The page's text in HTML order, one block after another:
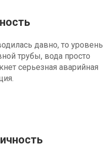
давно, то уровень
трубы, вода просто
серьезная аварийная